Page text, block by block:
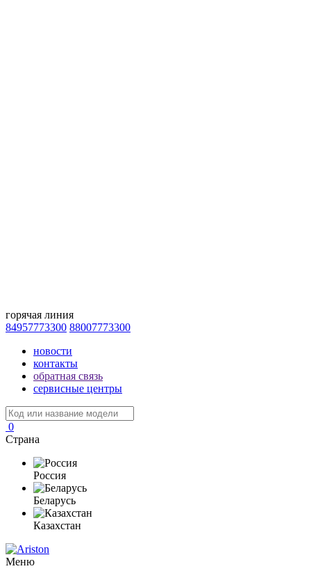
горячая линия
84957773300 88007773300
новости
контакты
обратная связь
сервисные центры
0
Страна
Россия
Беларусь
Казахстан
Меню